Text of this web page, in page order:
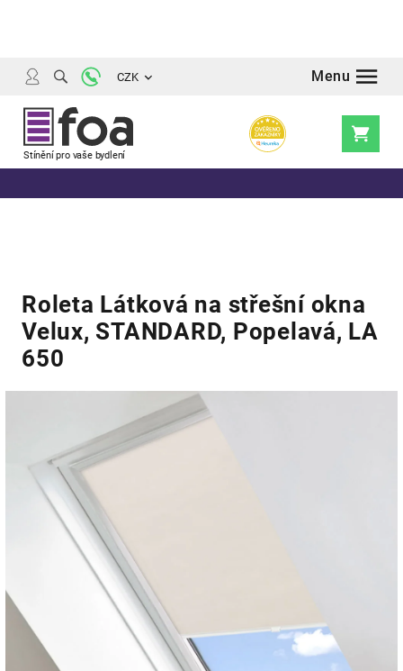
CZK
Nákupní
Roleta Látková na střešní okna
Velux, STANDARD, Popelavá, LA
650